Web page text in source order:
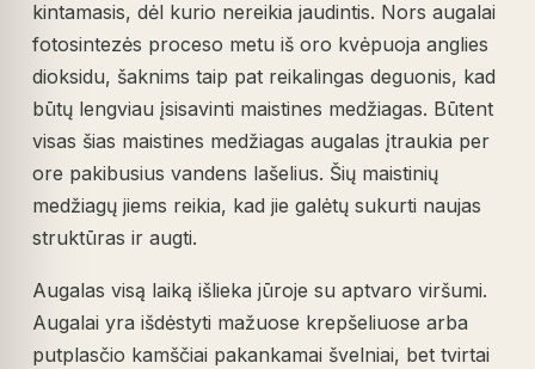
kintamasis, dėl kurio nereikia jaudintis. Nors augalai
fotosintezės proceso metu iš oro kvėpuoja anglies
dioksidu, šaknims taip pat reikalingas deguonis, kad
būtų lengviau įsisavinti maistines medžiagas. Būtent
visas šias maistines medžiagas augalas įtraukia per
ore pakibusius vandens lašelius. Šių maistinių
medžiagų jiems reikia, kad jie galėtų sukurti naujas
struktūras ir augti.
Augalas visą laiką išlieka jūroje su aptvaro viršumi.
Augalai yra išdėstyti mažuose krepšeliuose arba
putplasčio kamščiai pakankamai švelniai, bet tvirtai